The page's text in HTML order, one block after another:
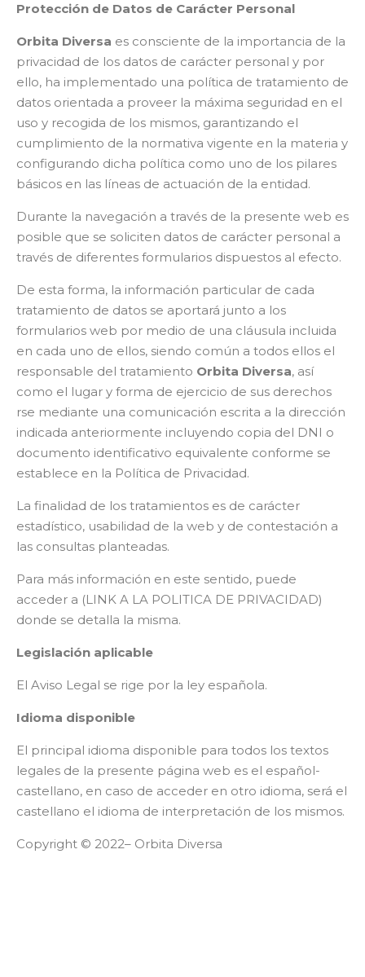
Protección de Datos de Carácter Personal
Orbita Diversa es consciente de la importancia de la
privacidad de los datos de carácter personal y por
ello, ha implementado una política de tratamiento de
datos orientada a proveer la máxima seguridad en el
uso y recogida de los mismos, garantizando el
cumplimiento de la normativa vigente en la materia y
configurando dicha política como uno de los pilares
básicos en las líneas de actuación de la entidad.
Durante la navegación a través de la presente web es
posible que se soliciten datos de carácter personal a
través de diferentes formularios dispuestos al efecto.
De esta forma, la información particular de cada
tratamiento de datos se aportará junto a los
formularios web por medio de una cláusula incluida
en cada uno de ellos, siendo común a todos ellos el
responsable del tratamiento Orbita Diversa, así
como el lugar y forma de ejercicio de sus derechos
rse mediante una comunicación escrita a la dirección
indicada anteriormente incluyendo copia del DNI o
documento identificativo equivalente conforme se
establece en la Política de Privacidad.
La finalidad de los tratamientos es de carácter
estadístico, usabilidad de la web y de contestación a
las consultas planteadas.
Para más información en este sentido, puede
acceder a (LINK A LA POLITICA DE PRIVACIDAD)
donde se detalla la misma.
Legislación aplicable
El Aviso Legal se rige por la ley española.
Idioma disponible
El principal idioma disponible para todos los textos
legales de la presente página web es el español-
castellano, en caso de acceder en otro idioma, será el
castellano el idioma de interpretación de los mismos.
Copyright © 2022– Orbita Diversa